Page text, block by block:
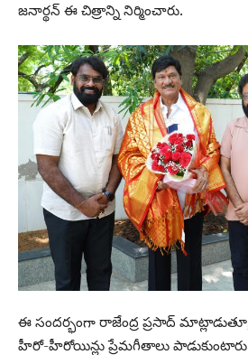
జనార్థన్ ఈ చిత్రాన్ని నిర్మించారు.
ఈ సందర్భంగా రాజేంద్ర ప్రసాద్
హీరో-హీరోయిన్లు ప్రేమగీతాలు